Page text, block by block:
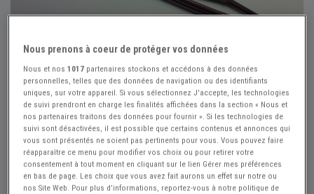
Réf : A394168 Actualisée le : 23/07/2026
Balais essuie glace VOLKSWAGEN 1600
Créer une alerte Pièces VOLKSWAGEN ...
Nous prenons à coeur de protéger vos données
Nous et nos1017 partenaires stockons et accédons à des données
personnelles, telles que des données de navigation ou des identifiants
uniques, sur votre appareil. Si vous sélectionnez J'accepte, les technologies
de suivi prendront en charge les finalités affichées dans la section « Nous et
nos partenaires traitons des données pour fournir ». Si les technologies de
suivi sont désactivées, il est possible que certains contenus et annonces qui
vous sont présentés ne soient pas pertinents pour vous. Vous pouvez faire
réapparaître ce menu pour modifier vos choix ou pour retirer votre
consentement à tout moment en cliquant sur le lien Gérer mes préférences
en bas de page. Les choix que vous avez fait aurons un effet sur notre ou
nos Site Web. Pour plus d’informations, reportez-vous à notre politique de